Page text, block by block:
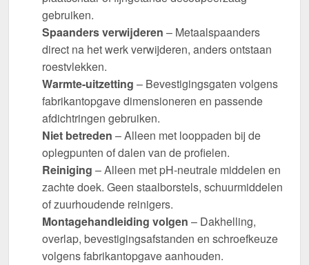
gebruiken.
Spaanders verwijderen – Metaalspaanders
direct na het werk verwijderen, anders ontstaan
roestvlekken.
Warmte-uitzetting – Bevestigingsgaten volgens
fabrikantopgave dimensioneren en passende
afdichtringen gebruiken.
Niet betreden – Alleen met looppaden bij de
oplegpunten of dalen van de profielen.
Reiniging – Alleen met pH-neutrale middelen en
zachte doek. Geen staalborstels, schuurmiddelen
of zuurhoudende reinigers.
Montagehandleiding volgen – Dakhelling,
overlap, bevestigingsafstanden en schroefkeuze
volgens fabrikantopgave aanhouden.